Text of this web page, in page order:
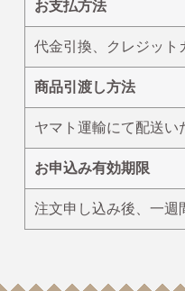
ポケピース
きかんしゃトーマス
くらはしれいイラスト
こびとづかん
モンチッチ
【その他商品】
お支払方法
代金引換、クレジット
商品引渡し方法
ヤマト運輸にて配送い
お申込み有効期限
注文申し込み後、一週